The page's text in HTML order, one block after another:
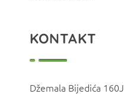
KONTAKT
Džemala Bijedića 160J